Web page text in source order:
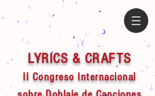
LYRICS & CRAFTS
II Congreso Internacional